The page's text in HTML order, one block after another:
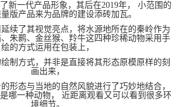
新一代产品形象，其后在2019年， 小范围的
版产品来为品牌的建设添砖加瓦。
续了其视觉亮点，将水源地所在的秦岭作为
朱鹮、金丝猴、羚牛这四种珍稀动物采用手
绘的方式运用在包装上，
制方式，并非是直接将其形态原模原样的刻
画出来，
形态与当地的自然风貌进行了巧妙地结合，
哪一种动物， 近距离观看又可以看到很多环
境细节。